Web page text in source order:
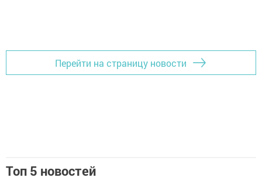
Перейти на страницу новости
Топ 5 новостей